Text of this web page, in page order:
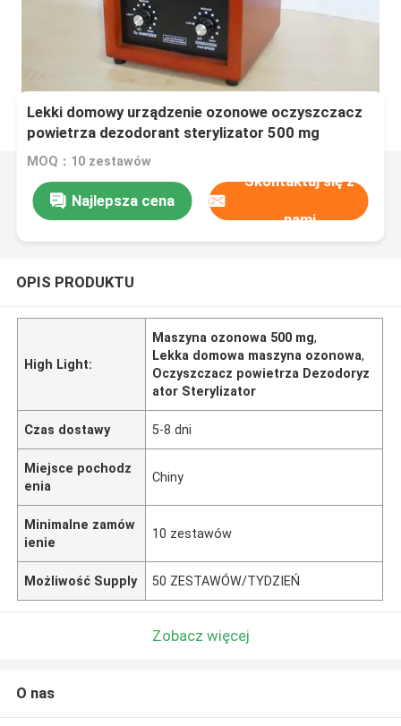
Lekki domowy urządzenie ozonowe oczyszczacz
powietrza dezodorant sterylizator 500 mg
MOQ：10 zestawów
Najlepsza cena
Skontaktuj się z
nami
OPIS PRODUKTU
High Light:
Maszyna ozonowa 500 mg,
Lekka domowa maszyna ozonowa,
Oczyszczacz powietrza Dezodoryz
ator Sterylizator
Czas dostawy 5-8 dni
Miejsce pochodz
enia
Chiny
Minimalne zamów
ienie
10 zestawów
Możliwość Supply 50 ZESTAWÓW/TYDZIEŃ
Zobacz więcej
O nas